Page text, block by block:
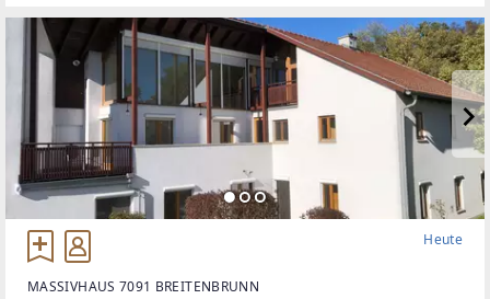
1100
Heute
MASSIVHAUS 7091 BREITENBRUNN